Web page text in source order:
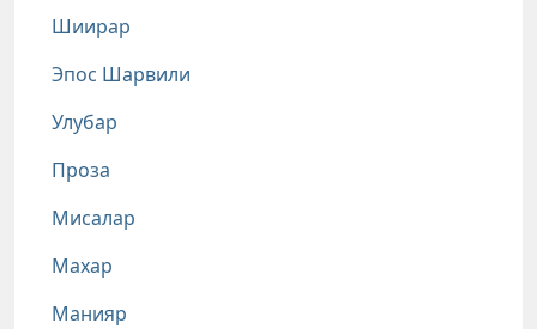
Шиирар
Эпос Шарвили
Улубар
Проза
Мисалар
Махар
Манияр